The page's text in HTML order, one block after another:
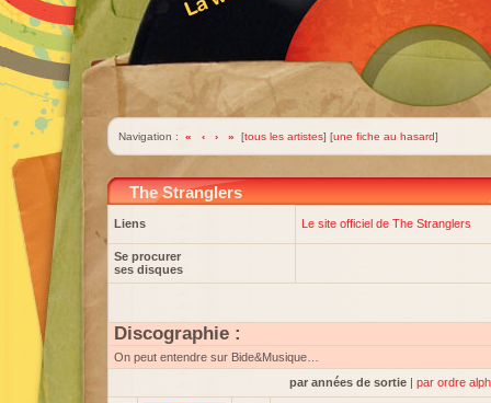
Navigation : « ‹ › » [tous les artistes] [une fiche au hasard]
The Stranglers
Liens Le site officiel de The Stranglers
Se procurer
ses disques
Discographie :
On peut entendre sur Bide&Musique…
par années de sortie | par ordre